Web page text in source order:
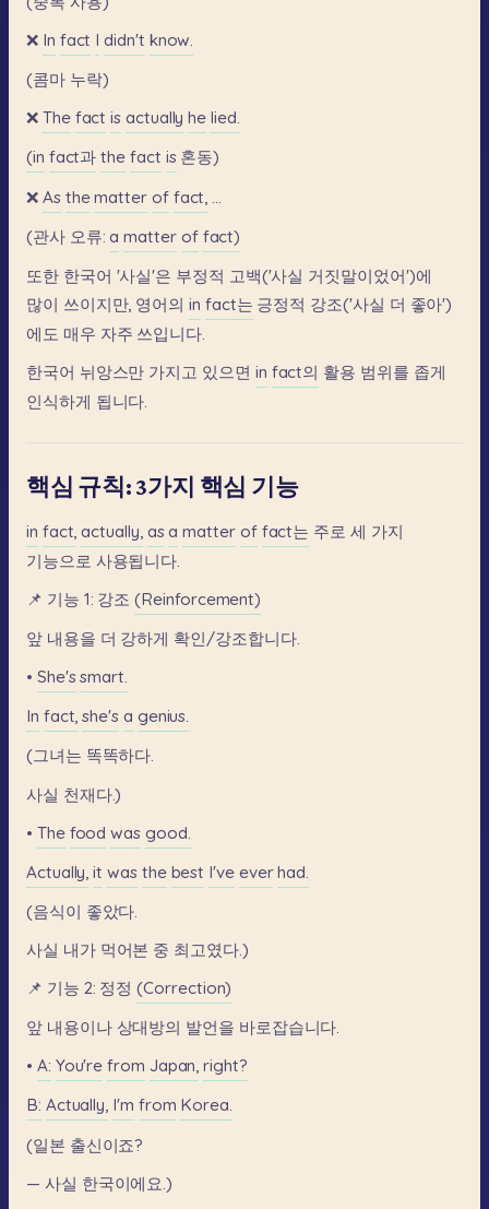
❌ In fact I didn't know.
(콤마 누락)
❌ The fact is actually he lied.
(in fact과 the fact is 혼동)
❌ As the matter of fact,
(관사 오류: a matter of fact)
또한 한국어 '사실'은 부정적 고백('사실 거짓말이었어')에
많이 쓰이지만, 영어의 in fact는 긍정적 강조('사실 더 좋아')
에도 매우 자주 쓰입니다.
한국어 뉘앙스만 가지고 있으면 in fact의 활용 범위를 좁게
인식하게 됩니다.
핵심 규칙: 3가지 핵심 기능
in fact, actually, as a matter of fact는 주로 세 가지
기능으로 사용됩니다.
📌 기능 1: 강조 (Reinforcement)
앞 내용을 더 강하게 확인/강조합니다.
• She's smart.
In fact, she's a genius.
(그녀는 똑똑하다.
사실 천재다.)
• The food was good.
Actually, it was the best I've ever had.
(음식이 좋았다.
사실 내가 먹어본 중 최고였다.)
📌 기능 2: 정정 (Correction)
앞 내용이나 상대방의 발언을 바로잡습니다.
• A: You're from Japan, right?
B: Actually, I'm from Korea.
(일본 출신이죠?
— 사실 한국이에요.)